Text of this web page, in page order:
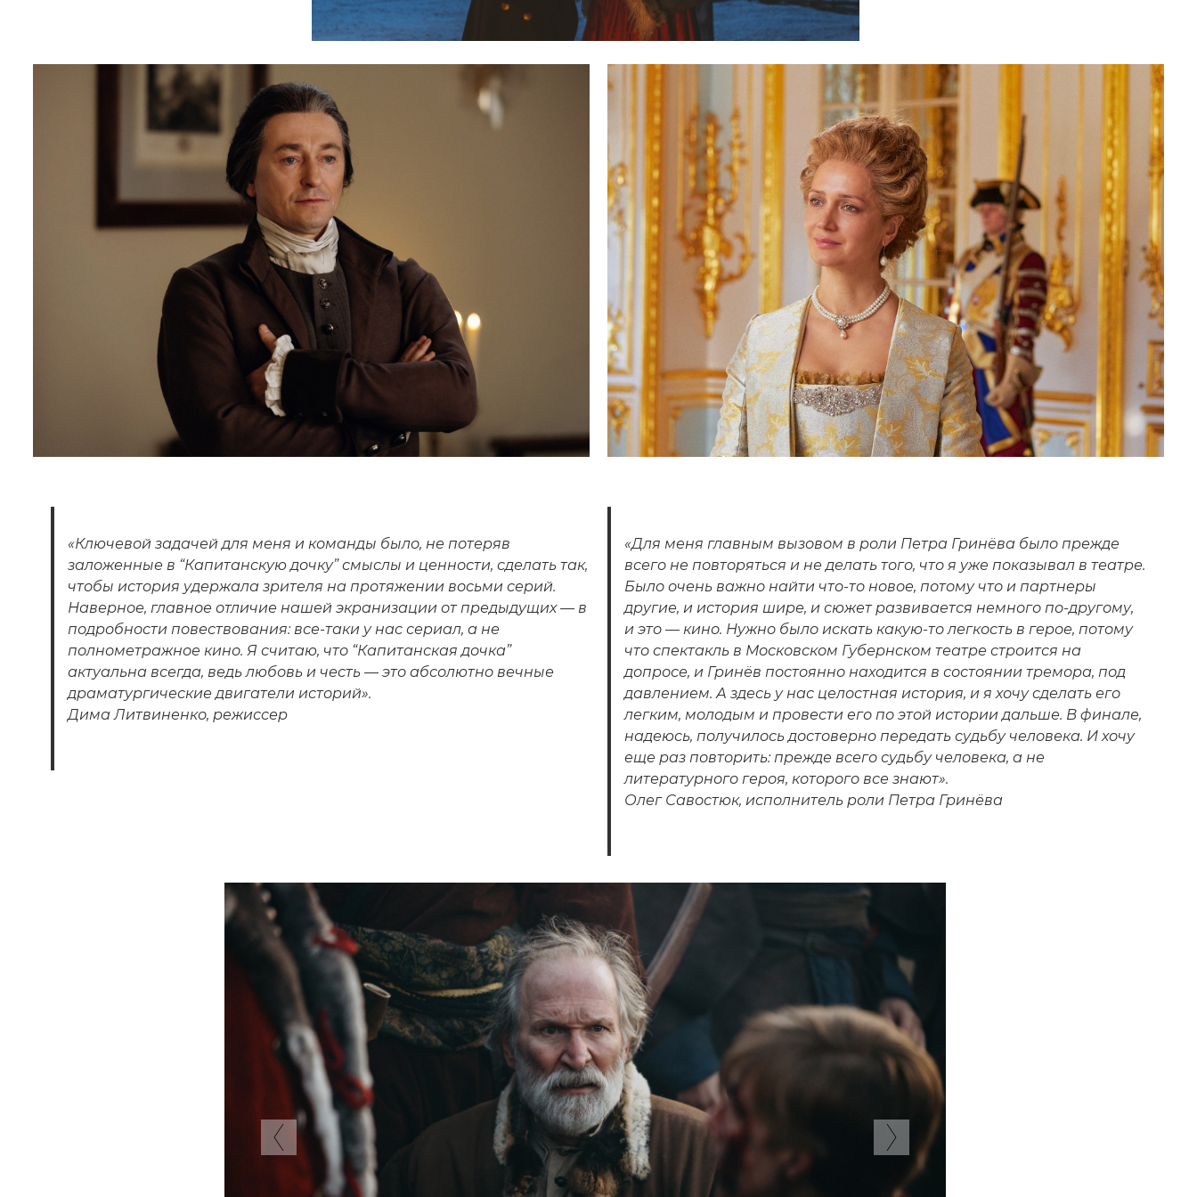
«Ключевой задачей для меня и команды было, не потеряв
заложенные в “Капитанскую дочку” смыслы и ценности, сделать так,
чтобы история удержала зрителя на протяжении восьми серий.
Наверное, главное отличие нашей экранизации от предыдущих — в
подробности повествования: все-таки у нас сериал, а не
полнометражное кино. Я считаю, что “Капитанская дочка”
актуальна всегда, ведь любовь и честь — это абсолютно вечные
драматургические двигатели историй».
Дима Литвиненко, режиссер
«Для меня главным вызовом в роли Петра Гринёва было прежде
всего не повторяться и не делать того, что я уже показывал в театре.
Было очень важно найти что-то новое, потому что и партнеры
другие, и история шире, и сюжет развивается немного по-другому,
и это — кино. Нужно было искать какую-то легкость в герое, потому
что спектакль в Московском Губернском театре строится на
допросе, и Гринёв постоянно находится в состоянии тремора, под
давлением. А здесь у нас целостная история, и я хочу сделать его
легким, молодым и провести его по этой истории дальше. В финале,
надеюсь, получилось достоверно передать судьбу человека. И хочу
еще раз повторить: прежде всего судьбу человека, а не
литературного героя, которого все знают».
Олег Савостюк, исполнитель роли Петра Гринёва
Previous Next